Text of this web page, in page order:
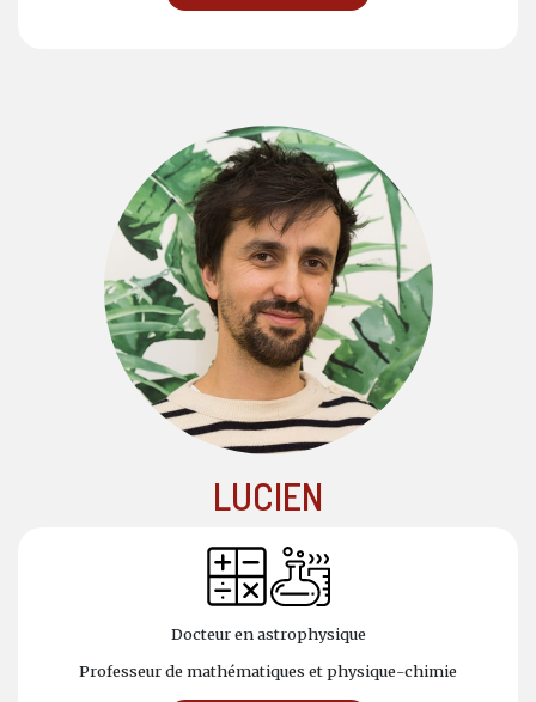
LUCIEN
Docteur en astrophysique
Professeur de mathématiques et physique-chimie